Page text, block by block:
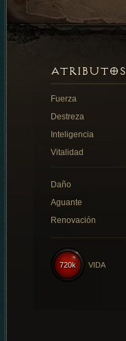
ATRIBUTOS
Fuerza
Destreza
Inteligencia
Vitalidad
Daño
Aguante
Renovación
720k VIDA